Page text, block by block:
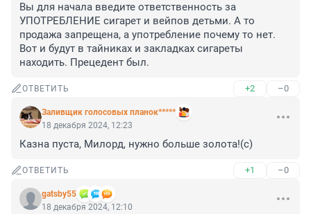
Вы для начала введите ответственность за
УПОТРЕБЛЕНИЕ сигарет и вейпов детьми. А то
продажа запрещена, а употребление почему то нет.
Вот и будут в тайниках и закладках сигареты
находить. Прецедент был.
ОТВЕТИТЬ +2 –0
Заливщик голосовых планок*****
18 декабря 2024, 12:23
Казна пуста, Милорд, нужно больше золота!(с)
ОТВЕТИТЬ +1 –0
gatsby55
18 декабря 2024, 12:10